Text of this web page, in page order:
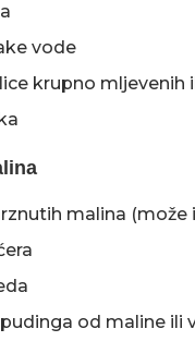
vode
krupno mljevenih
malina (može
od maline ili